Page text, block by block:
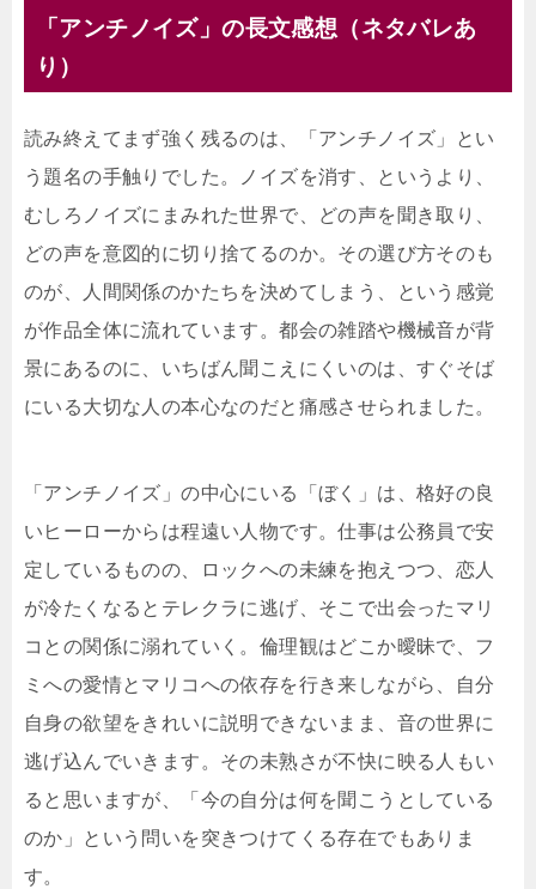
「アンチノイズ」の長文感想（ネタバレあ
り）
読み終えてまず強く残るのは、「アンチノイズ」とい
う題名の手触りでした。ノイズを消す、というより、
むしろノイズにまみれた世界で、どの声を聞き取り、
どの声を意図的に切り捨てるのか。その選び方そのも
のが、人間関係のかたちを決めてしまう、という感覚
が作品全体に流れています。都会の雑踏や機械音が背
景にあるのに、いちばん聞こえにくいのは、すぐそば
にいる大切な人の本心なのだと痛感させられました。
「アンチノイズ」の中心にいる「ぼく」は、格好の良
いヒーローからは程遠い人物です。仕事は公務員で安
定しているものの、ロックへの未練を抱えつつ、恋人
が冷たくなるとテレクラに逃げ、そこで出会ったマリ
コとの関係に溺れていく。倫理観はどこか曖昧で、フ
ミへの愛情とマリコへの依存を行き来しながら、自分
自身の欲望をきれいに説明できないまま、音の世界に
逃げ込んでいきます。その未熟さが不快に映る人もい
ると思いますが、「今の自分は何を聞こうとしている
のか」という問いを突きつけてくる存在でもありま
す。